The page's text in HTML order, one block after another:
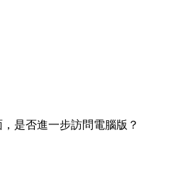
是否進一步訪問電腦版？